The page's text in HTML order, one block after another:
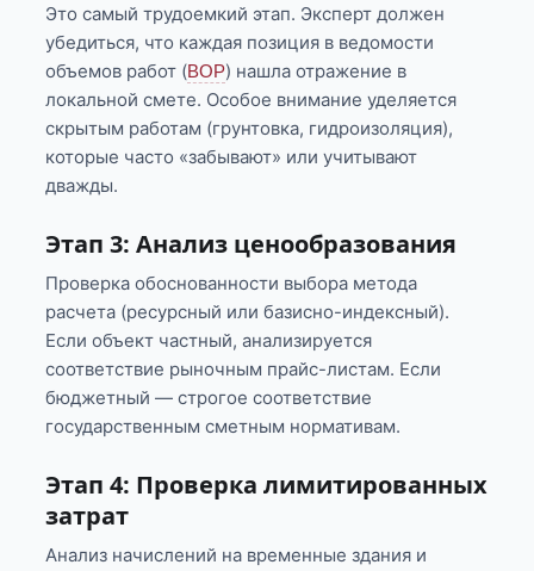
Это самый трудоемкий этап. Эксперт должен
убедиться, что каждая позиция в ведомости
объемов работ (ВОР) нашла отражение в
локальной смете. Особое внимание уделяется
скрытым работам (грунтовка, гидроизоляция),
которые часто «забывают» или учитывают
дважды.
Этап 3: Анализ ценообразования
Проверка обоснованности выбора метода
расчета (ресурсный или базисно-индексный).
Если объект частный, анализируется
соответствие рыночным прайс-листам. Если
бюджетный — строгое соответствие
государственным сметным нормативам.
Этап 4: Проверка лимитированных
затрат
Анализ начислений на временные здания и